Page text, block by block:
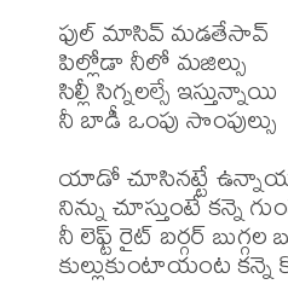
ఫుల్ మాసివ్ మడతేసావ్
పిల్లోడా నీలో మజిల్సు
సిల్లీ సిగ్నలల్సే ఇస్తున్నాయి
నీ బాడీ ఒంపు సొంపుల్సు
యాడో చూసినట్టే
నిన్ను చూస్తుంటే కన్నె
నీ లెఫ్ట్ రైట్ బర్గర్ బుగ్గల
కుల్లుకుంటాయంట కన్నె